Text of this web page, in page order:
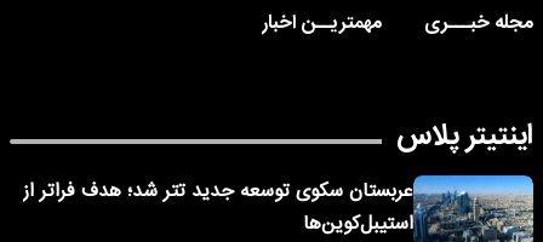
مجله خبـــری
مهمتریــن اخبار
اینتیتر پلاس
عربستان سکوی توسعه جدید تتر شد؛ هدف فراتر از
استیبل‌کوین‌ها